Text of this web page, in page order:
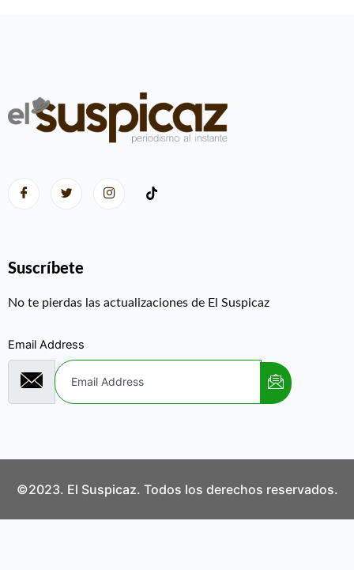
Suscríbete
No te pierdas las actualizaciones de El Suspicaz
Email Address
©2023. El Suspicaz. Todos los derechos reservados.